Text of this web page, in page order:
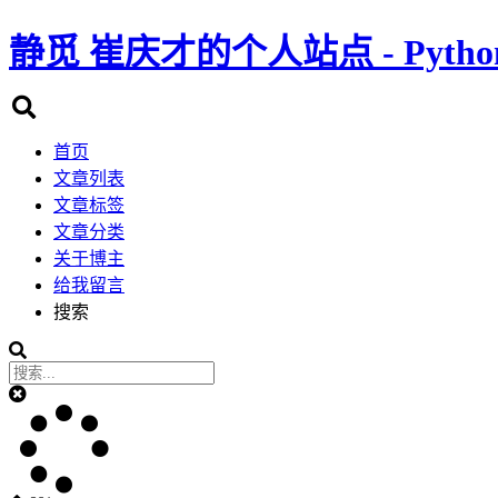
静觅 崔庆才的个人站点 -
首页
文章列表
文章标签
文章分类
关于博主
给我留言
搜索